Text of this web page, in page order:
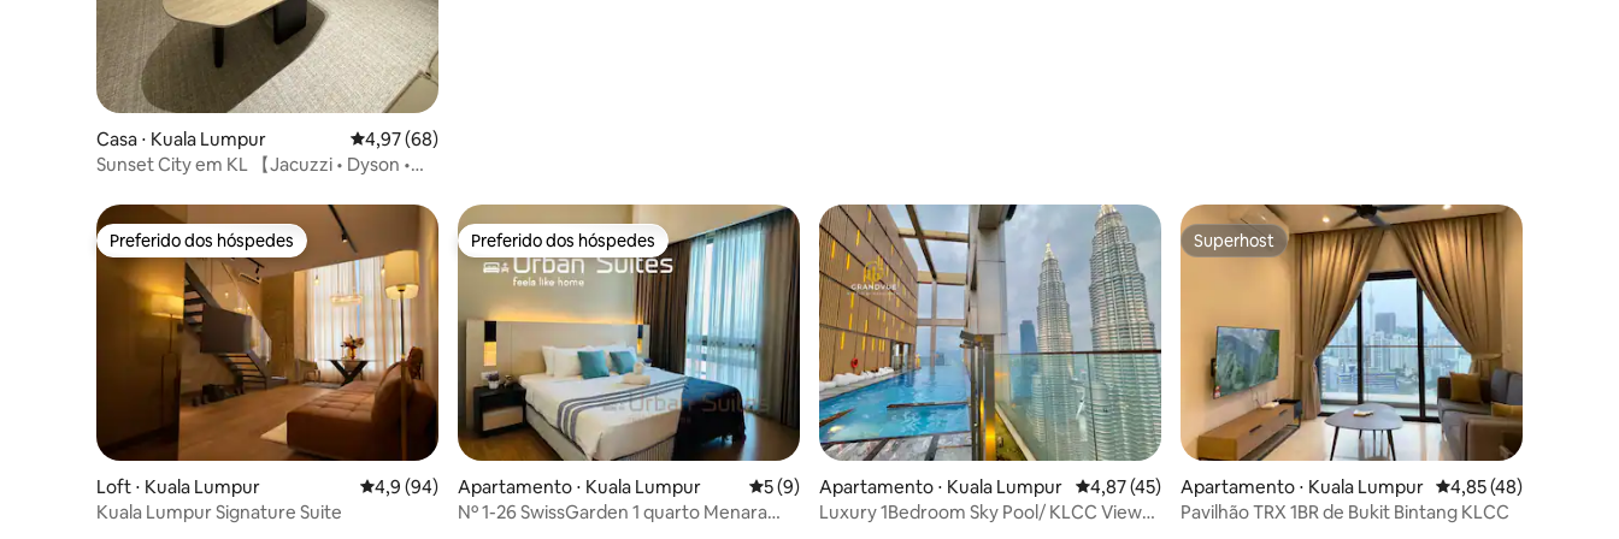
Casa ⋅ Kuala Lumpur 4,97 de uma avaliação média de 5, 68 avaliações
4,97 (68)
Sunset City em KL 【Jacuzzi • Dyson •
Preferido dos hóspedes
Preferido dos hóspedes
Loft ⋅ Kuala Lumpur 4,9 de uma avaliação média de 5, 94 avaliações
4,9 (94)
Kuala Lumpur Signature Suite
Preferido dos hóspedes
Preferido dos hóspedes
Apartamento ⋅ Kuala Lumpur 5 de uma avaliação média de 5, 9 avaliações
5 (9)
Nº 1-26 SwissGarden 1 quarto Menara
Apartamento ⋅ Kuala Lumpur 4,87 de uma avaliação média de 5, 45 avaliações
4,87 (45)
Luxury 1Bedroom Sky Pool/ KLCC View
Superhost
Superhost
Apartamento ⋅ Kuala Lumpur 4,85 de uma
4,85 (48)
Pavilhão TRX 1BR de Bukit Bintang KLCC